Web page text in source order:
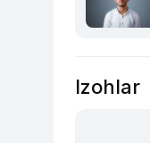
Izohlar